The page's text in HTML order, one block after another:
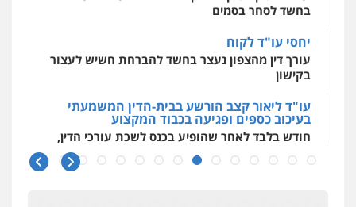
גל דהן – משרד עורך דין פלילי
פלילי פשיעה חמורה סמים מעצרים
וחקירות
חנא בולוס – משרד עורכי דין
פלילי פשיעה חמורה צווארון לבן נזיקין
בחשד לסחר בסמים
יחסי עו"ד לקוח
עורך דין מהצפון נעצר בחשד להברחת חשיש לעצור
בקישון
עו"ד ליאור קצב הורשע בבית-הדין המשמעתי
בעיכוב כספים ופגיעה בכבוד המקצוע
חודש בלבד לאחר שהופיע בכנס לשכת עורכי הדין,
קצב הורשע